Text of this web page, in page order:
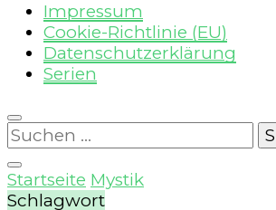
Impressum
Cookie-Richtlinie (EU)
Datenschutzerklärung
Serien
Suchen
nach:
Startseite Mystik
Schlagwort